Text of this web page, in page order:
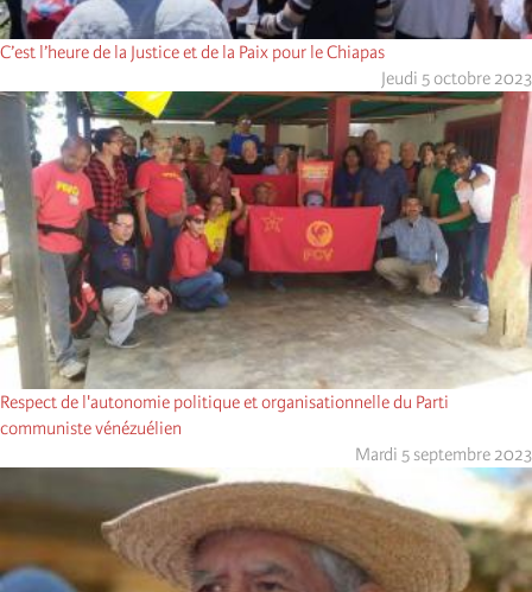
C’est l’heure de la Justice et de la Paix pour le Chiapas
Jeudi 5 octobre 2023
Respect de l'autonomie politique et organisationnelle du Parti
communiste vénézuélien
Mardi 5 septembre 2023